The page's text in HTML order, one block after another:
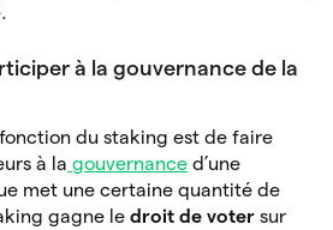
à la gouvernance de la
du staking est de faire
à la gouvernance d’une
met une certaine quantité de
gagne le droit de voter sur